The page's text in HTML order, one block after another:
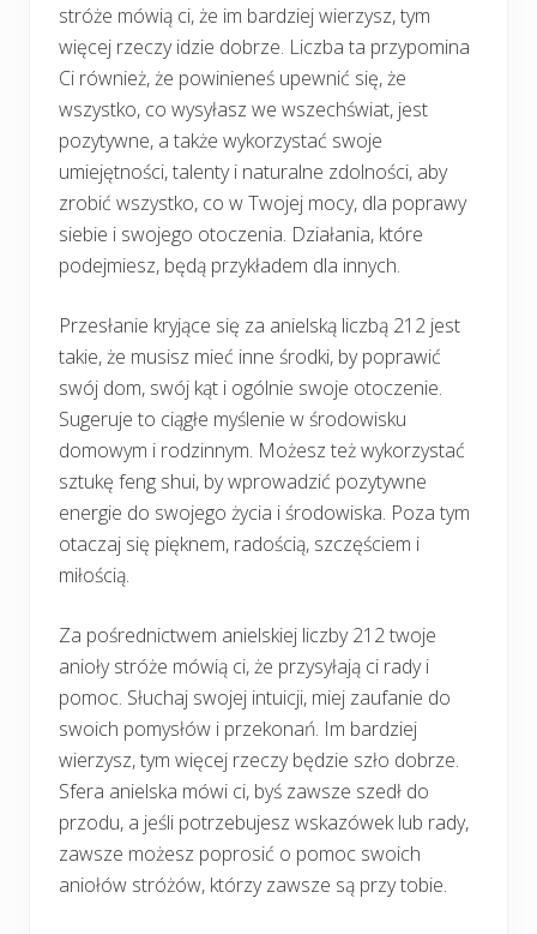
stróże mówią ci, że im bardziej wierzysz, tym
więcej rzeczy idzie dobrze. Liczba ta przypomina
Ci również, że powinieneś upewnić się, że
wszystko, co wysyłasz we wszechświat, jest
pozytywne, a także wykorzystać swoje
umiejętności, talenty i naturalne zdolności, aby
zrobić wszystko, co w Twojej mocy, dla poprawy
siebie i swojego otoczenia. Działania, które
podejmiesz, będą przykładem dla innych.
Przesłanie kryjące się za anielską liczbą 212 jest
takie, że musisz mieć inne środki, by poprawić
swój dom, swój kąt i ogólnie swoje otoczenie.
Sugeruje to ciągłe myślenie w środowisku
domowym i rodzinnym. Możesz też wykorzystać
sztukę feng shui, by wprowadzić pozytywne
energie do swojego życia i środowiska. Poza tym
otaczaj się pięknem, radością, szczęściem i
miłością.
Za pośrednictwem anielskiej liczby 212 twoje
anioły stróże mówią ci, że przysyłają ci rady i
pomoc. Słuchaj swojej intuicji, miej zaufanie do
swoich pomysłów i przekonań. Im bardziej
wierzysz, tym więcej rzeczy będzie szło dobrze.
Sfera anielska mówi ci, byś zawsze szedł do
przodu, a jeśli potrzebujesz wskazówek lub rady,
zawsze możesz poprosić o pomoc swoich
aniołów stróżów, którzy zawsze są przy tobie.